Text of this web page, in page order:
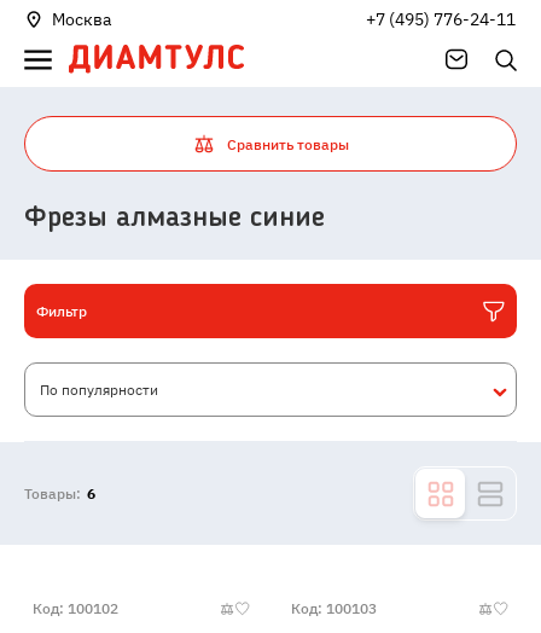
Москва +7 (495) 776-24-11
Сравнить товары
Фрезы алмазные синие
Фильтр
По популярности
Товары: 6
Код: 100102 Код: 100103